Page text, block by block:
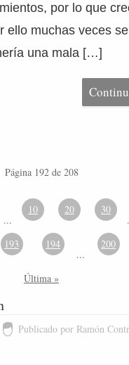
por lo que
ello muchas veces
una mala […]
Página 192 de 208
...
10 20 30
193 194
...
200
Última »
Publicado por Ramón